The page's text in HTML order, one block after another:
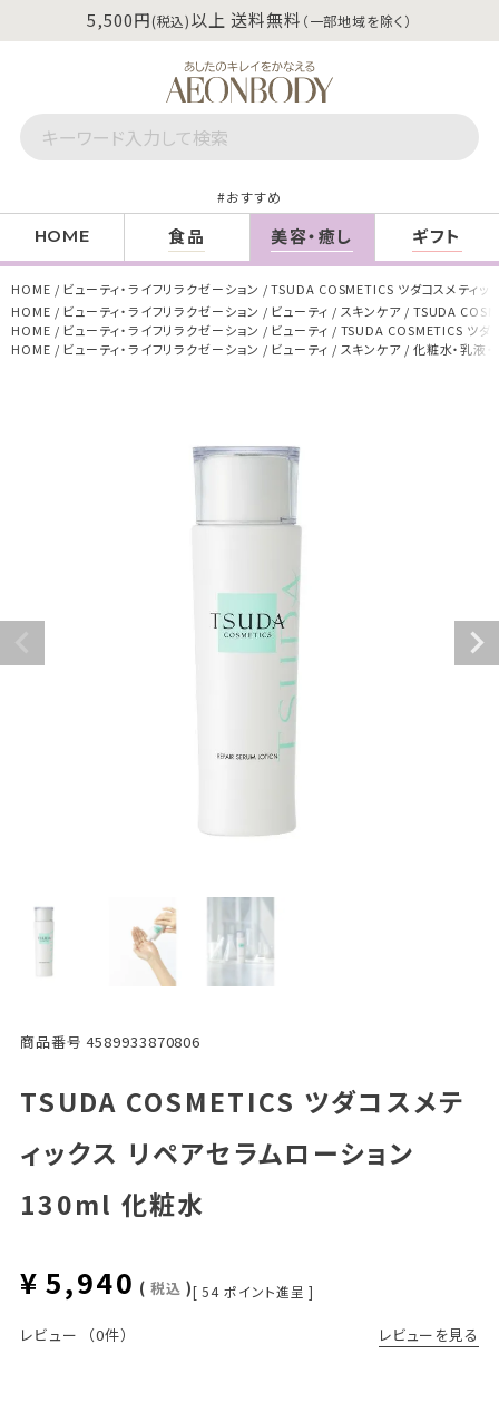
5,500円(税込)以上 送料無料 （一部地域を除く）
おすすめ
HOME 食品 美容・癒し ギフト
HOME ビューティ・ライフリラクゼーション
TSUDA COSMETICS ツダコスメティ
HOME
ビューティ・ライフリラクゼーション ビューティ スキンケア
TSUDA
HOME
ビューティ・ライフリラクゼーション ビューティ
TSUDA COSMETICS ツダ
HOME
ビューティ・ライフリラクゼーション ビューティ スキンケア 化粧水・乳液
商品番号 4589933870806
TSUDA COSMETICS ツダコスメテ
ィックス リペアセラムローション
130ml 化粧水
¥ 5,940 税込 [ 54 ポイント進呈 ]
レビュー （0件） レビューを見る